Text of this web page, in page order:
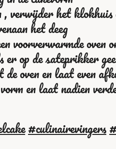
verwijder het klokhuis
het deeg
voorverwarmde
op de sateprikker
de oven en laat even
en laat nadien
#culinairevingers